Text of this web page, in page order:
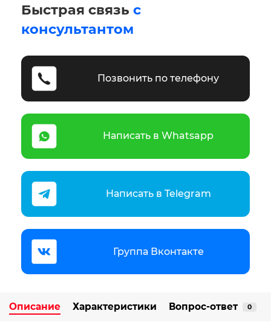
Быстрая связь с
консультантом
Позвонить по телефону
Написать в Whatsapp
Написать в Telegram
Группа Вконтакте
Описание Характеристики Вопрос-ответ 0